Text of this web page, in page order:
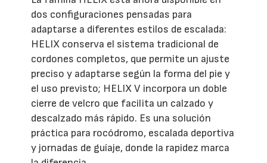
dos configuraciones pensadas para
adaptarse a diferentes estilos de escalada:
HELIX conserva el sistema tradicional de
cordones completos, que permite un ajuste
preciso y adaptarse según la forma del pie y
el uso previsto; HELIX V incorpora un doble
cierre de velcro que facilita un calzado y
descalzado más rápido. Es una solución
práctica para rocódromo, escalada deportiva
y jornadas de guíaje, donde la rapidez marca